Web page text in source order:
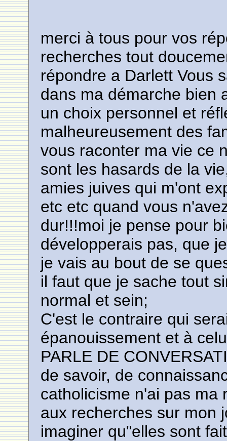
merci à tous pour vos
recherches tout
répondre a Darlett Vous
dans ma démarche bien
un choix personnel et
malheureusement des
vous raconter ma vie ce
sont les hasards de la
amies juives qui m'ont
etc etc quand vous
dur!!!moi je pense pour
développerais pas, que
je vais au bout de se
il faut que je sache tout
normal et sein;
C'est le contraire qui
épanouissement et à
PARLE DE
de savoir, de
catholicisme n'ai pas ma
aux recherches sur mon
imaginer qu"elles sont